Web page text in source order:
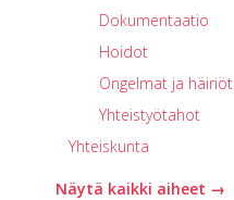
Dokumentaatio
Hoidot
Ongelmat ja häiriöt
Yhteistyötahot
Yhteiskunta
Näytä kaikki aiheet →